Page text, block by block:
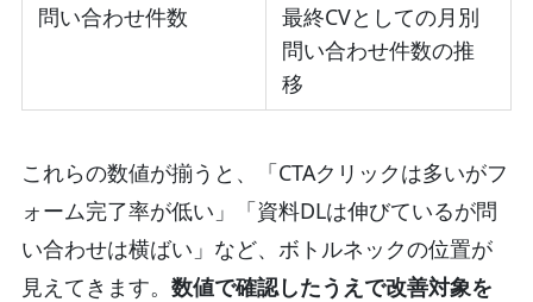
問い合わせ件数
最終CVとしての月別
問い合わせ件数の推
移
これらの数値が揃うと、「CTAクリックは多いがフ
ォーム完了率が低い」「資料DLは伸びているが問
い合わせは横ばい」など、ボトルネックの位置が
見えてきます。 数値で確認したうえで改善対象を